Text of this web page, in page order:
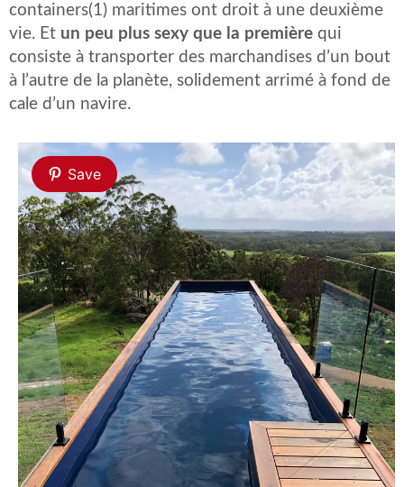
containers(1) maritimes ont droit à une deuxième
vie. Et un peu plus sexy que la première qui
consiste à transporter des marchandises d’un bout
à l’autre de la planète, solidement arrimé à fond de
cale d’un navire.
Save